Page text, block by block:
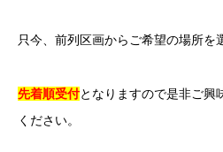
只今、前列区画からご希望の場所を
先着順受付となりますので是非ご興
ください。